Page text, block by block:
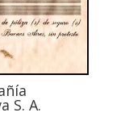
S. A.